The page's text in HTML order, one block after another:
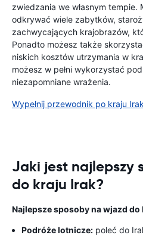
zwiedzania we własnym tempie.
odkrywać wiele zabytków,
zachwycających krajobrazów,
Ponadto możesz także
niskich kosztów utrzymania w
możesz w pełni wykorzystać
niezapomniane wrażenia.
Wypełnij przewodnik po kraju Irak
Jaki jest najlepszy
do kraju Irak?
Najlepsze sposoby na wjazd do
Podróże lotnicze: poleć do